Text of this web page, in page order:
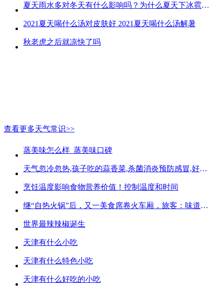
夏天雨水多对冬天有什么影响吗？为什么夏天下冰雹而冬天不下冰雹
2021夏天喝什么汤对皮肤好 2021夏天喝什么汤解暑
秋老虎之后就凉快了吗
查看更多天气常识>>
蒸美味怎么样_蒸美味口碑
天气忽冷忽热,孩子吃的蒜香菜,杀菌消炎预防感冒,好吃不贵
烹饪温度影响食物营养价值！控制温度和时间
继“自热火锅”后，又一美食席卷火车厢，旅客：味道好吃又方便
世界最辣辣椒诞生
天津有什么小吃
天津有什么特色小吃
天津有什么好吃的小吃